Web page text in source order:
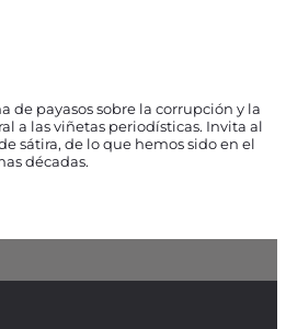
de payasos sobre la corrupción y la
a las viñetas periodísticas. Invita al
sátira, de lo que hemos sido en el
décadas.